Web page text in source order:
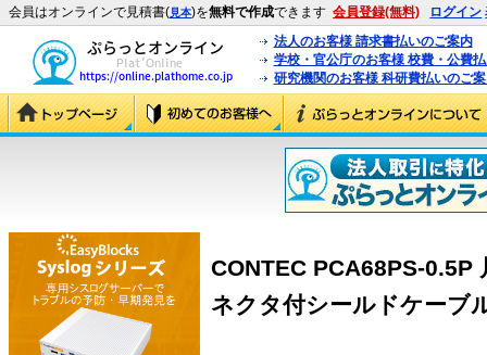
会員はオンラインで見積書(見本)を無料で作成できます 会員登録(無料) ログイン
法人のお客様 請求書払いのご案内
学校・官公庁のお客様 校費・公費
研究機関のお客様 科研費払いのご
CONTEC PCA68PS-
ネクタ付シールドケーブ